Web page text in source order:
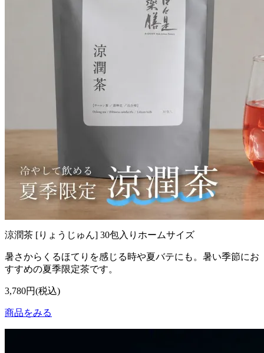
涼潤茶 [りょうじゅん] 30包入りホームサイズ
暑さからくるほてりを感じる時や夏バテにも。暑い季節にお
すすめの夏季限定茶です。
3,780円(税込)
商品をみる